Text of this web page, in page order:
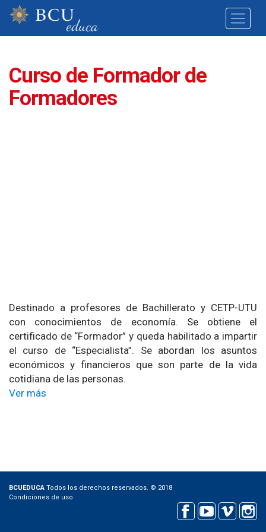
Curso de Formador de
Formadores
Destinado a profesores de Bachillerato y CETP-UTU
con conocimientos de economía. Se obtiene el
certificado de “Formador” y queda habilitado a impartir
el curso de “Especialista”. Se abordan los asuntos
económicos y financieros que son parte de la vida
cotidiana de las personas.
Ver más
BCUEDUCA Todos los derechos reservados. © 2018
Condiciones de uso
FacebookYoutubeVimeoInstagram